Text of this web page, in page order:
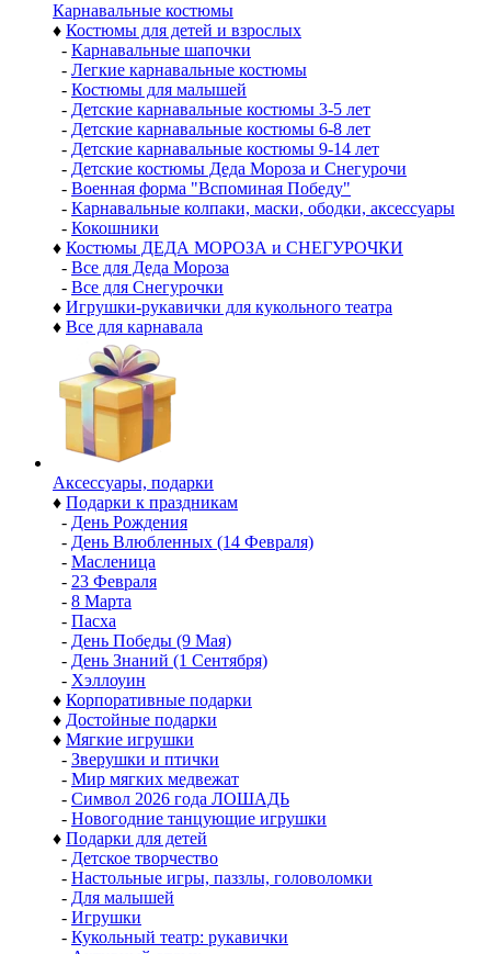
Карнавальные костюмы
♦ Костюмы для детей и взрослых
- Карнавальные шапочки
- Легкие карнавальные костюмы
- Костюмы для малышей
- Детские карнавальные костюмы 3-5 лет
- Детские карнавальные костюмы 6-8 лет
- Детские карнавальные костюмы 9-14 лет
- Детские костюмы Деда Мороза и Снегурочи
- Военная форма "Вспоминая Победу"
- Карнавальные колпаки, маски, ободки, аксессуары
- Кокошники
♦ Костюмы ДЕДА МОРОЗА и СНЕГУРОЧКИ
- Все для Деда Мороза
- Все для Снегурочки
♦ Игрушки-рукавички для кукольного театра
♦ Все для карнавала
Аксессуары, подарки
♦ Подарки к праздникам
- День Рождения
- День Влюбленных (14 Февраля)
- Масленица
- 23 Февраля
- 8 Марта
- Пасха
- День Победы (9 Мая)
- День Знаний (1 Сентября)
- Хэллоуин
♦ Корпоративные подарки
♦ Достойные подарки
♦ Мягкие игрушки
- Зверушки и птички
- Мир мягких медвежат
- Символ 2026 года ЛОШАДЬ
- Новогодние танцующие игрушки
♦ Подарки для детей
- Детское творчество
- Настольные игры, паззлы, головоломки
- Для малышей
- Игрушки
- Кукольный театр: рукавички